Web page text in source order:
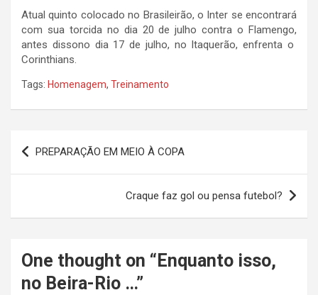
Atual quinto colocado no Brasileirão, o Inter se encontrará
com sua torcida no dia 20 de julho contra o Flamengo,
antes dissono dia 17 de julho, no Itaquerão, enfrenta o
Corinthians.
Tags: Homenagem, Treinamento
Navegação
de
PREPARAÇÃO EM MEIO À COPA
Craque faz gol ou pensa futebol?
One thought on “ Enquanto isso,
no Beira-Rio …”